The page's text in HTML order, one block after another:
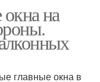
на
главные окна в